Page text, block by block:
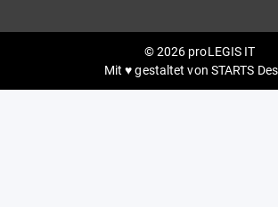
© 2026 proLEGIS IT
Mit ♥ gestaltet von STARTS